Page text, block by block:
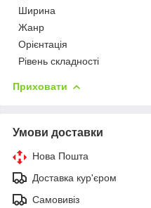
Ширина
Жанр
Орієнтація
Рівень складності
Приховати
Умови доставки
Нова Пошта
Доставка кур'єром
Самовивіз